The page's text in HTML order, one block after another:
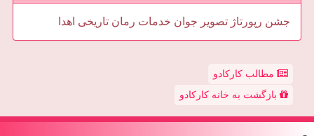
جشن رپورتاژ تصویر جوان خدمات رمان تاریخی اهدا
مطالب کارکادو
بازگشت به خانه کارکادو